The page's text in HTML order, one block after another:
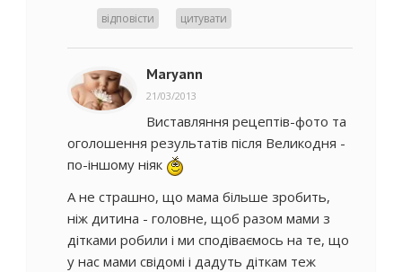
відповісти цитувати
Maryann
21/03/2013
Виставляння рецептів-фото та
оголошення результатів після Великодня -
по-іншому ніяк
А не страшно, що мама більше зробить,
ніж дитина - головне, щоб разом мами з
дітками робили і ми сподіваємось на те, що
у нас мами свідомі і дадуть діткам теж